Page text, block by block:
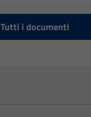
Tutti i documenti